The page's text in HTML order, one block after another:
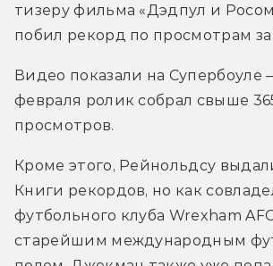
тизеру фильма «Дэдпул и
побил рекорд по просмотрам за
Видео показали на Супербоуле —
февраля ролик собрал свыше
просмотров.
Кроме этого, Рейнольдсу
Книги рекордов, но как
футбольного клуба Wrexham
старейшим международным